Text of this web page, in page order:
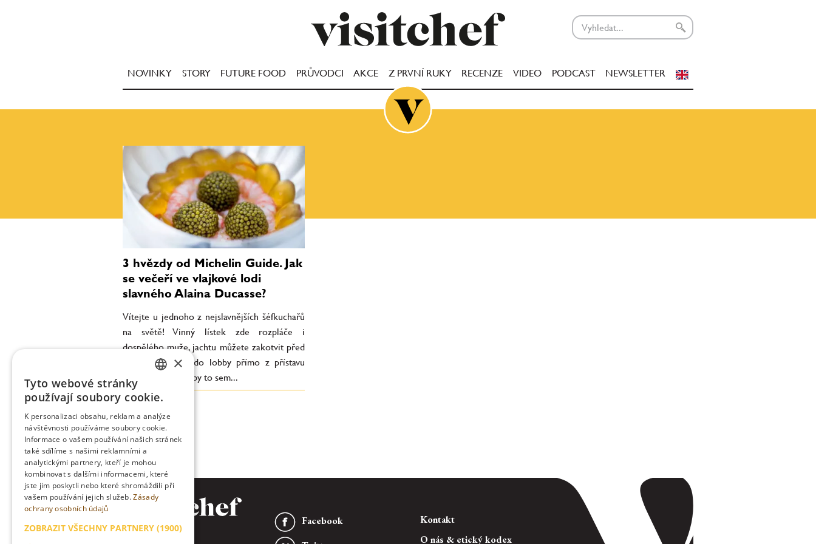
NOVINKY STORY FUTURE FOOD PRŮVODCI AKCE Z PRVNÍ RUKY RECENZE VIDEO PODCAST NEWSLETTER
3 hvězdy od Michelin Guide. Jak
se večeří ve vlajkové lodi
slavného Alaina Ducasse?
Vítejte u jednoho z nejslavnějších šéfkuchařů
na světě! Vinný lístek zde rozpláče i
dospělého muže, jachtu můžete zakotvit před
hotelem a vyjet do lobby přímo z přístavu
výtahem. Formulí by to sem...
Facebook
Kontakt
O nás & etický kodex
ENGLISH
×
Tyto webové stránky
používají soubory cookie.
K personalizaci obsahu, reklam a analýze
návštěvnosti používáme soubory cookie.
Informace o vašem používání našich stránek
také sdílíme s našimi reklamními a
analytickými partnery, kteří je mohou
kombinovat s dalšími informacemi, které
jste jim poskytli nebo které shromáždili při
vašem používání jejich služeb.Zásady
ochrany osobních údajů
ZOBRAZIT VŠECHNY PARTNERY (1900)